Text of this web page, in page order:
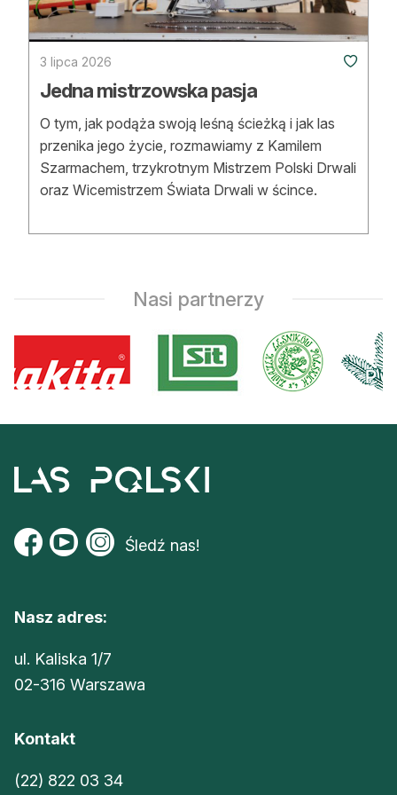
Strefa eksperta
Auto do lasu
Dla drwala
Leśnik na zakupach
Z zagranicy
100 lat „Lasu Polskiego”
Prenumerata
Reklama
Archiwum
Kontakt
3 lipca 2026
Jedna mistrzowska pasja
O tym, jak podąża swoją leśną ścieżką i jak las
przenika jego życie, rozmawiamy z Kamilem
Szarmachem, trzykrotnym Mistrzem Polski Drwali
oraz Wicemistrzem Świata Drwali w ścince.
Nasi partnerzy
Śledź nas!
Nasz adres:
ul. Kaliska 1/7
02-316 Warszawa
Kontakt
(22) 822 03 34